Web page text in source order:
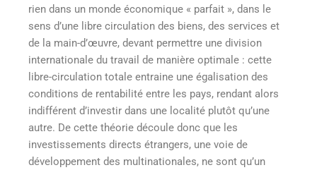
rien dans un monde économique « parfait », dans le
sens d’une libre circulation des biens, des services et
de la main-d’œuvre, devant permettre une division
internationale du travail de manière optimale : cette
libre-circulation totale entraine une égalisation des
conditions de rentabilité entre les pays, rendant alors
indifférent d’investir dans une localité plutôt qu’une
autre. De cette théorie découle donc que les
investissements directs étrangers, une voie de
développement des multinationales, ne sont qu’un